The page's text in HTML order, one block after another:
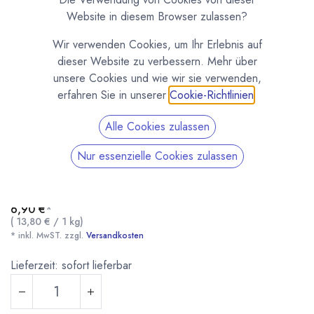
Glukosesirup 45° - 500g
(0 Rezension)
6,90 €*
( 13,80 € / 1 kg)
* inkl. MwST. zzgl. Versandkosten
Lieferzeit: sofort lieferbar
Website in diesem Browser zulassen?
Wir verwenden Cookies, um Ihr Erlebnis auf
dieser Website zu verbessern. Mehr über
unsere Cookies und wie wir sie verwenden,
erfahren Sie in unserer Cookie-Richtlinien
Alle Cookies zulassen
Nur essenzielle Cookies zulassen